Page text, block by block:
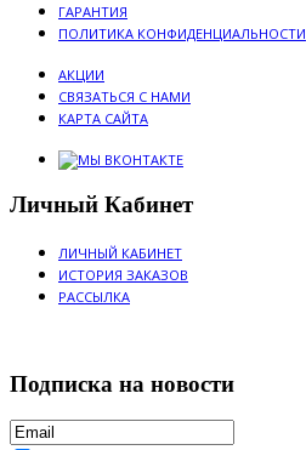
ГАРАНТИЯ
ПОЛИТИКА КОНФИДЕНЦИАЛЬНОСТИ
АКЦИИ
СВЯЗАТЬСЯ С НАМИ
КАРТА САЙТА
Личный Кабинет
ЛИЧНЫЙ КАБИНЕТ
ИСТОРИЯ ЗАКАЗОВ
РАССЫЛКА
Подписка на новости